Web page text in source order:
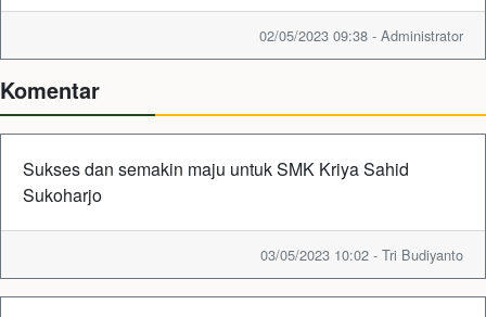
02/05/2023 09:38 - Administrator
Komentar
Sukses dan semakin maju untuk SMK Kriya Sahid
Sukoharjo
03/05/2023 10:02 - Tri Budiyanto